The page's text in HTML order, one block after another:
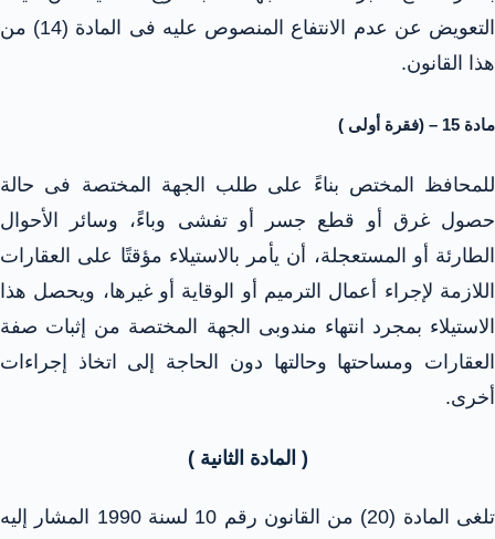
التعويض عن عدم الانتفاع المنصوص عليه فى المادة (14) من
هذا القانون.
مادة 15 – (فقرة أولى )
للمحافظ المختص بناءً على طلب الجهة المختصة فى حالة
حصول غرق أو قطع جسر أو تفشى وباءً، وسائر الأحوال
الطارئة أو المستعجلة، أن يأمر بالاستيلاء مؤقتًا على العقارات
اللازمة لإجراء أعمال الترميم أو الوقاية أو غيرها، ويحصل هذا
الاستيلاء بمجرد انتهاء مندوبى الجهة المختصة من إثبات صفة
العقارات ومساحتها وحالتها دون الحاجة إلى اتخاذ إجراءات
أخرى.
( المادة الثانية )
تلغى المادة (20) من القانون رقم 10 لسنة 1990 المشار إليه